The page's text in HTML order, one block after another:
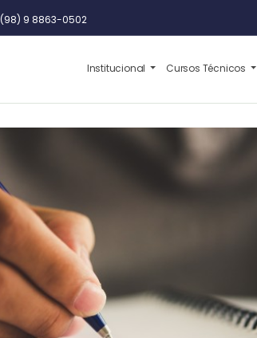
(98) 9 8863-0502
Institucional Cursos Técnicos